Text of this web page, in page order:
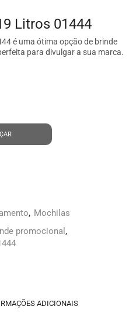
Litros 01444
é uma ótima opção de brinde
para divulgar a sua marca.
, Mochilas
promocional ,
ADICIONAIS